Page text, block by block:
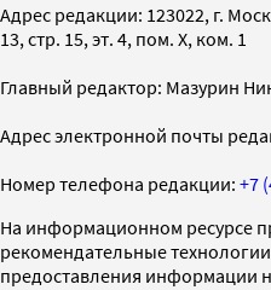
Адрес редакции: 123022, г.
13, стр. 15, эт. 4, пом. X, ком. 1
Главный редактор: Мазурин
Адрес электронной почты
Номер телефона редакции: +7
На информационном ресурсе
рекомендательные
предоставления информации